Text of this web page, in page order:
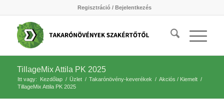
Regisztráció / Bejelentkezés
TillageMix Attila PK 2025
Itt vagy: Kezdőlap / Üzlet / Takarónövény-keverékek / Akciós / Kiemelt /
TillageMix Attila PK 2025